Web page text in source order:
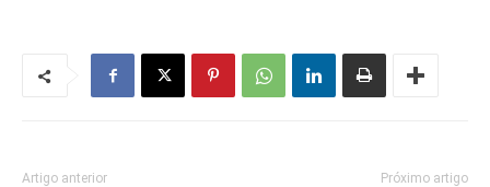
Artigo anterior Próximo artigo